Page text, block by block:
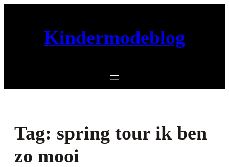
Kindermodeblog
Tag: spring tour ik ben
zo mooi